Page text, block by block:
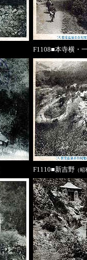
F1108■本寺横・
F1110■新吉野 （